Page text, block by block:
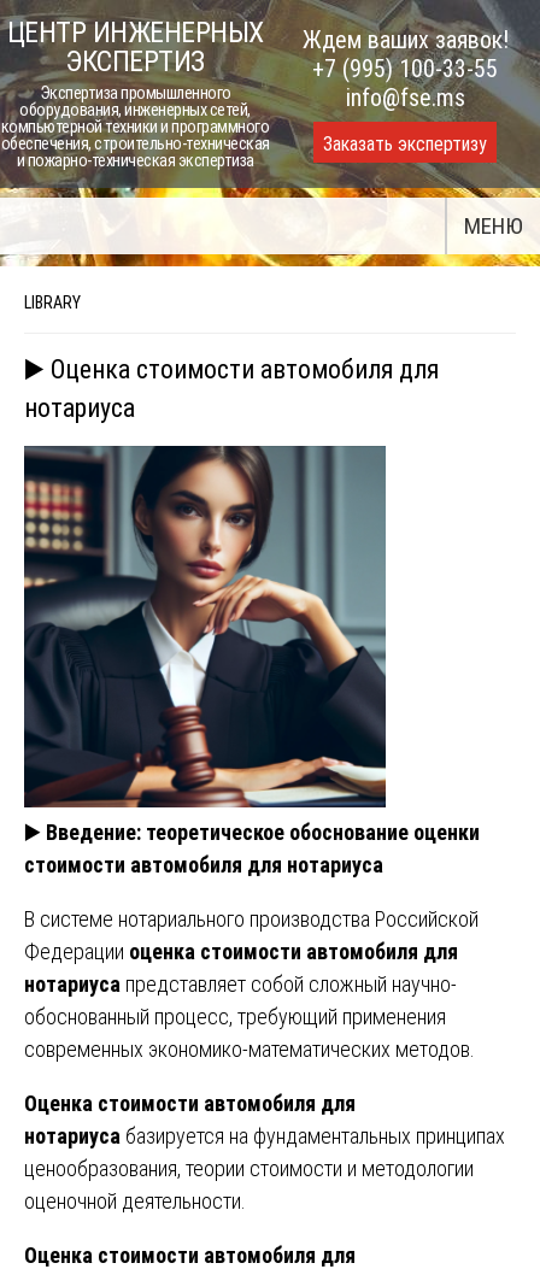
Skip
to
content
ЦЕНТР ИНЖЕНЕРНЫХ
ЭКСПЕРТИЗ
Экспертиза промышленного
оборудования, инженерных сетей,
компьютерной техники и программного
обеспечения, строительно-техническая
и пожарно-техническая экспертиза
Ждем ваших заявок!
+7 (995) 100-33-55
info@fse.ms
Заказать экспертизу
МЕНЮ
LIBRARY
▶️ Оценка стоимости автомобиля для
нотариуса
▶️ Введение: теоретическое обоснование оценки
стоимости автомобиля для нотариуса
В системе нотариального производства Российской
Федерации оценка стоимости автомобиля для
нотариуса представляет собой сложный научно-
обоснованный процесс, требующий применения
современных экономико-математических методов.
Оценка стоимости автомобиля для
нотариуса базируется на фундаментальных принципах
ценообразования, теории стоимости и методологии
оценочной деятельности.
Оценка стоимости автомобиля для